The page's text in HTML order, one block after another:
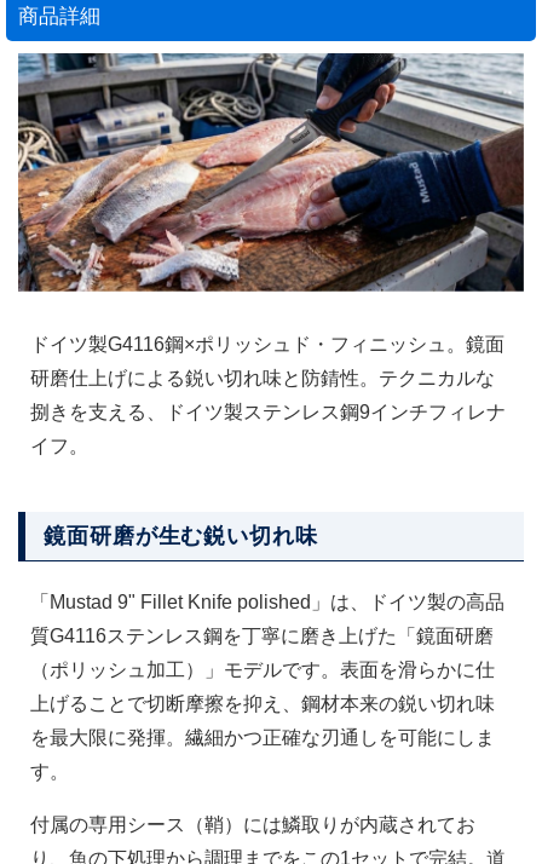
商品詳細
ドイツ製G4116鋼×ポリッシュド・フィニッシュ。鏡面
研磨仕上げによる鋭い切れ味と防錆性。テクニカルな
捌きを支える、ドイツ製ステンレス鋼9インチフィレナ
イフ。
鏡面研磨が生む鋭い切れ味
「Mustad 9" Fillet Knife polished」は、ドイツ製の高品
質G4116ステンレス鋼を丁寧に磨き上げた「鏡面研磨
（ポリッシュ加工）」モデルです。表面を滑らかに仕
上げることで切断摩擦を抑え、鋼材本来の鋭い切れ味
を最大限に発揮。繊細かつ正確な刃通しを可能にしま
す。
付属の専用シース（鞘）には鱗取りが内蔵されてお
り、魚の下処理から調理までをこの1セットで完結。道